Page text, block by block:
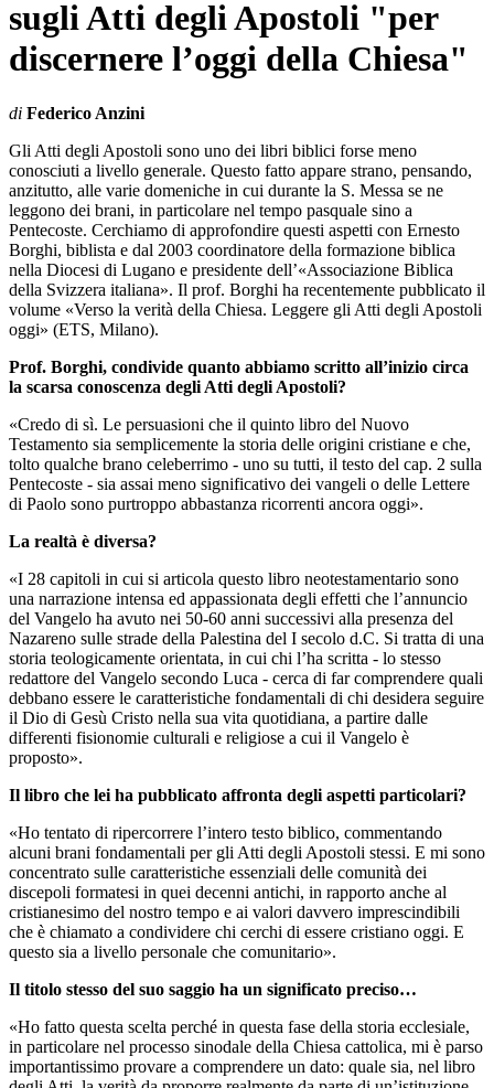
sugli Atti degli Apostoli "per
discernere l’oggi della Chiesa"
di Federico Anzini
Gli Atti degli Apostoli sono uno dei libri biblici forse meno
conosciuti a livello generale. Questo fatto appare strano, pensando,
anzitutto, alle varie domeniche in cui durante la S. Messa se ne
leggono dei brani, in particolare nel tempo pasquale sino a
Pentecoste. Cerchiamo di approfondire questi aspetti con Ernesto
Borghi, biblista e dal 2003 coordinatore della formazione biblica
nella Diocesi di Lugano e presidente dell’«Associazione Biblica
della Svizzera italiana». Il prof. Borghi ha recentemente pubblicato il
volume «Verso la verità della Chiesa. Leggere gli Atti degli Apostoli
oggi» (ETS, Milano).
Prof. Borghi, condivide quanto abbiamo scritto all’inizio circa
la scarsa conoscenza degli Atti degli Apostoli?
«Credo di sì. Le persuasioni che il quinto libro del Nuovo
Testamento sia semplicemente la storia delle origini cristiane e che,
tolto qualche brano celeberrimo - uno su tutti, il testo del cap. 2 sulla
Pentecoste - sia assai meno significativo dei vangeli o delle Lettere
di Paolo sono purtroppo abbastanza ricorrenti ancora oggi».
La realtà è diversa?
«I 28 capitoli in cui si articola questo libro neotestamentario sono
una narrazione intensa ed appassionata degli effetti che l’annuncio
del Vangelo ha avuto nei 50-60 anni successivi alla presenza del
Nazareno sulle strade della Palestina del I secolo d.C. Si tratta di una
storia teologicamente orientata, in cui chi l’ha scritta - lo stesso
redattore del Vangelo secondo Luca - cerca di far comprendere quali
debbano essere le caratteristiche fondamentali di chi desidera seguire
il Dio di Gesù Cristo nella sua vita quotidiana, a partire dalle
differenti fisionomie culturali e religiose a cui il Vangelo è
proposto».
Il libro che lei ha pubblicato affronta degli aspetti particolari?
«Ho tentato di ripercorrere l’intero testo biblico, commentando
alcuni brani fondamentali per gli Atti degli Apostoli stessi. E mi sono
concentrato sulle caratteristiche essenziali delle comunità dei
discepoli formatesi in quei decenni antichi, in rapporto anche al
cristianesimo del nostro tempo e ai valori davvero imprescindibili
che è chiamato a condividere chi cerchi di essere cristiano oggi. E
questo sia a livello personale che comunitario».
Il titolo stesso del suo saggio ha un significato preciso…
«Ho fatto questa scelta perché in questa fase della storia ecclesiale,
in particolare nel processo sinodale della Chiesa cattolica, mi è parso
importantissimo provare a comprendere un dato: quale sia, nel libro